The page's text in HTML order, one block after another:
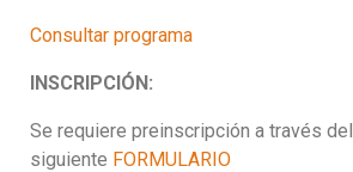
Consultar programa
INSCRIPCIÓN:
Se requiere preinscripción a través del
siguiente FORMULARIO